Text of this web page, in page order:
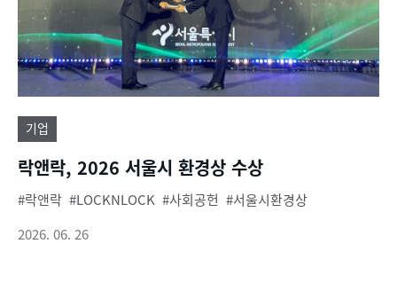
기업
락앤락, 2026 서울시 환경상 수상
락앤락 LOCKNLOCK 사회공헌
서울시환경상
2026. 06. 26